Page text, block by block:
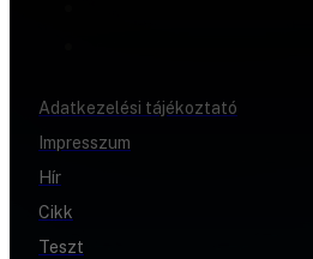
Adatkezelési tájékoztató
Impresszum
Hír
Cikk
Teszt